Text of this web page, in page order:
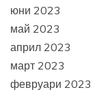
юни 2023
май 2023
април 2023
март 2023
февруари 2023